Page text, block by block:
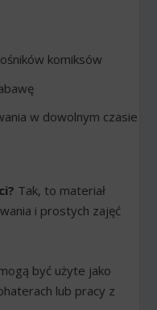
komiksów
w dowolnym czasie
Tak, to materiał
i prostych zajęć
być użyte jako
lub pracy z